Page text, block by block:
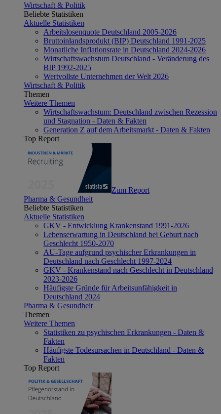
Wirtschaft & Politik
Beliebte Statistiken
Aktuelle Statistiken
Arbeitslosenquote Deutschland 2005-2026
Bruttoinlandsprodukt (BIP) Deutschland 1991-2025
Monatliche Inflationsrate in Deutschland 2024-2026
Wirtschaftswachstum Deutschland - Veränderung des
BIP 1992-2025
Wertvollste Unternehmen der Welt 2026
Wirtschaft & Politik
Themen
Weitere Themen
Wirtschaftswachstum: Deutschland zwischen Rezession
und Stagnation - Daten & Fakten
Generation Z auf dem Arbeitsmarkt - Daten & Fakten
Top Report
Zum Report
Pharma & Gesundheit
Beliebte Statistiken
Aktuelle Statistiken
GKV - Entwicklung Krankenstand 1991-2026
Lebenserwartung in Deutschland bei Geburt nach
Geschlecht 1950-2070
AU-Tage aufgrund psychischer Erkrankungen in
Deutschland nach Geschlecht 1997-2024
GKV - Krankenstand nach Geschlecht in Deutschland
2023-2026
Häufigste Gründe für Arbeitsunfähigkeit in
Deutschland 2024
Pharma & Gesundheit
Themen
Weitere Themen
Statistiken zu psychischen Erkrankungen - Daten &
Fakten
Häufigste Todesursachen in Deutschland - Daten &
Fakten
Top Report